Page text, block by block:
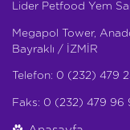
Lider Petfood Yem
Megapol Tower,
Bayraklı / İZMİR
Telefon: 0 (232) 479
Faks: 0 (232) 479 96